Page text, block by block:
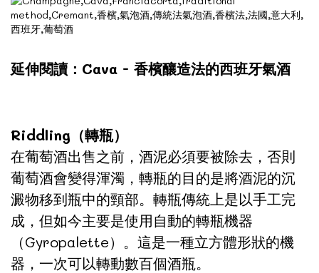
延伸閱讀：Cava - 香檳釀造法的西班牙氣酒
Riddling（轉瓶）
在葡萄酒出售之前，酒泥必須要被除去，否則
葡萄酒會變得渾濁，轉瓶的目的是將酒泥的沉
澱物移到瓶中的頸部。轉瓶傳統上是以手工完
成，但如今主要是使用自動的轉瓶機器
（Gyropalette）。這是一種立方體形狀的機
器，一次可以轉動數百個酒瓶。